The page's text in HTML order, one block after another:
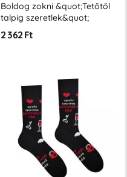
Boldog zokni &quot;Tetőtől
talpig szeretlek&quot;
2 362 Ft